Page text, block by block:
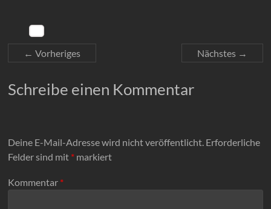
← Vorheriges Nächstes →
Schreibe einen Kommentar
Deine E-Mail-Adresse wird nicht veröffentlicht. Erforderliche
Felder sind mit * markiert
Kommentar *